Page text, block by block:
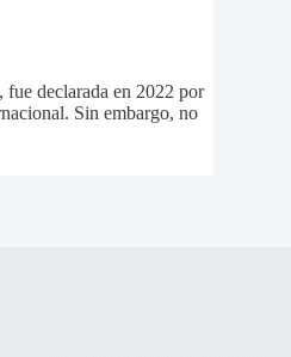
declarada en 2022 por
Sin embargo, no